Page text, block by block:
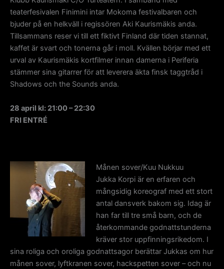
teaterfesivalen Finimini intar Mokoma festivalbaren och
bjuder på en helkväll i regissören Aki Kaurismäkis anda.
Tillsammans reser vi till ett fiktivt Finland där tiden stannat,
kaffet är svart och tonerna går i moll. Kvällen börjar med ett
urval av Kaurismäkis kortfilmer innan damerna i Periferia
stämmer sina gitarrer för att leverera äkta finsk taggtråd i
Shadows och the Sounds anda.
28 april kl: 21:00 – 22:30
FRI ENTRÉ
Månen sover/Kuu Nukkuu
Jukka Korpi är en erfaren och
mångsidig koreograf med ett stort
antal dansverk bakom sig. Idag är
han far till tre små barn, och de
återkommande godnattstunderna
kräver stor uppfinningsrikedom. I
sina roliga och oroliga godnattsagor berättar Jukkas om hur
månen sover, lyftkranen sover, hackspetten sover – och nu